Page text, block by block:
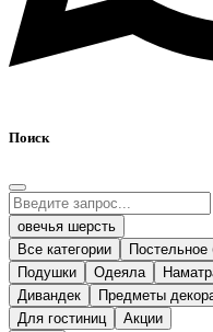
Поиск
овечья шерсть
Все категории
Постельное
Подушки
Одеяла
Дивандек
Предметы
Для гостиниц
Акции